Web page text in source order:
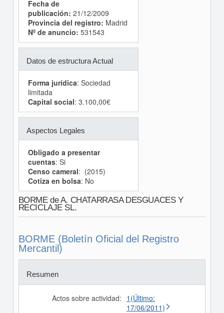
Fecha de
publicación: 21/12/2009
Provincia del registro: Madrid
Nº de anuncio: 531543
Datos de estructura Actual
Forma jurídica: Sociedad
limitada
Capital social: 3.100,00€
Aspectos Legales
Obligado a presentar
cuentas: Si
Censo cameral: (2015)
Cotiza en bolsa: No
BORME de A. CHATARRASA DESGUACES Y
RECICLAJE SL.
BORME (Boletín Oficial del Registro
Mercantil)
Resumen
Actos sobre actividad: 1(Último:
17/06/2011)